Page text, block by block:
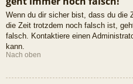
Wenn du dir sicher bist, dass du die
die Zeit trotzdem noch falsch ist,
falsch. Kontaktiere einen
kann.
Nach oben